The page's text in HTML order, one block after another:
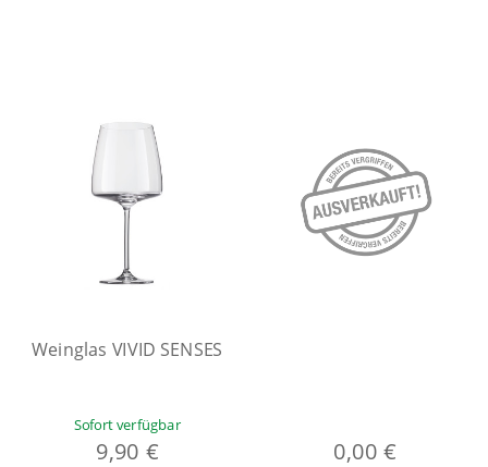
0,00 €
Weinglas VIVID SENSES
Sofort verfügbar
9,90 €